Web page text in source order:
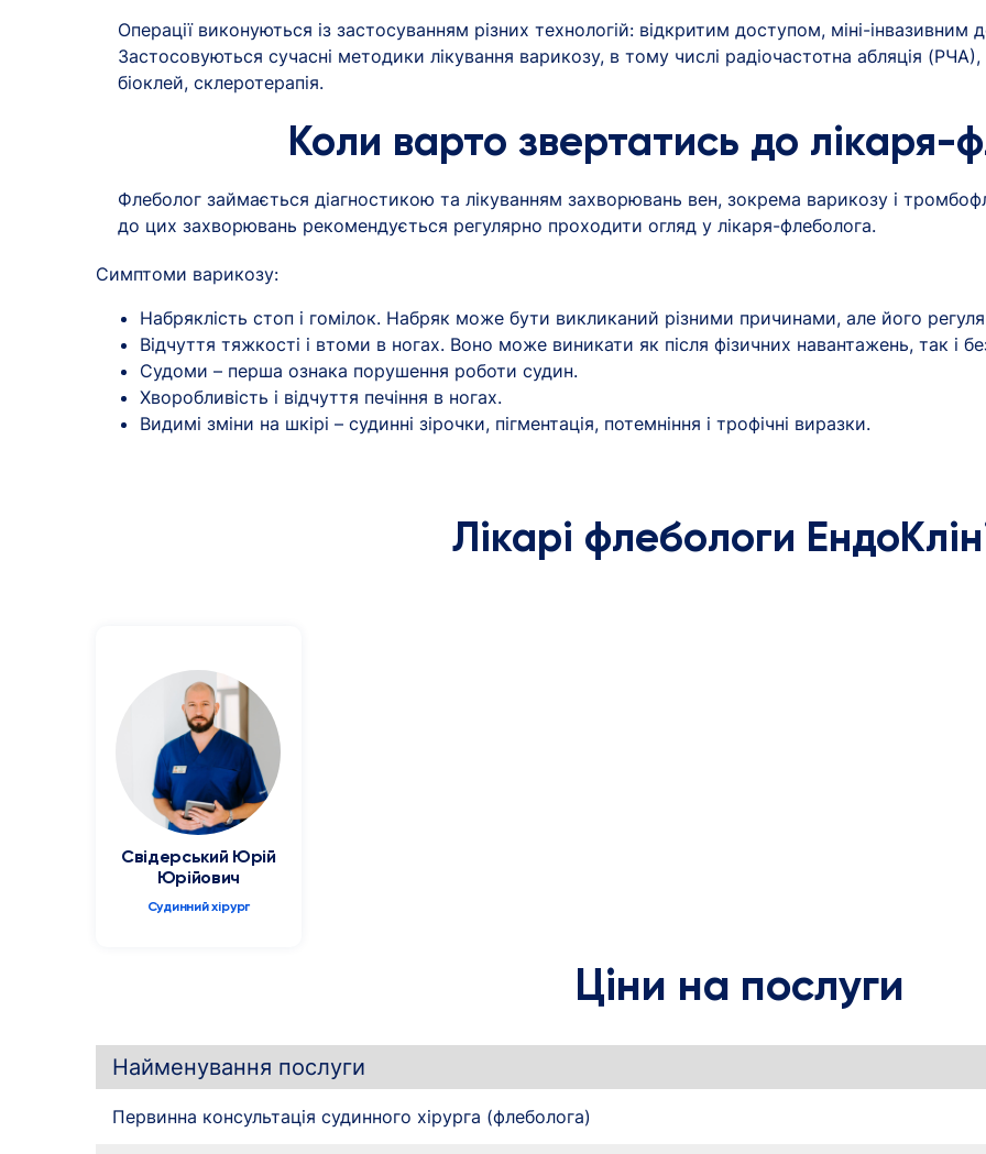
Операції виконуються із застосуванням різних технологій: відкритим доступом, міні-
Застосовуються сучасні методики лікування варикозу, в тому числі радіочастотна абляція
біоклей, склеротерапія.
Коли варто звертатись до лікаря-
Флеболог займається діагностикою та лікуванням захворювань вен, зокрема варикозу і
до цих захворювань рекомендується регулярно проходити огляд у лікаря-флеболога.
Симптоми варикозу:
Набряклість стоп і гомілок. Набряк може бути викликаний різними причинами, але його
Відчуття тяжкості і втоми в ногах. Воно може виникати як після фізичних навантажень, так і
Судоми – перша ознака порушення роботи судин.
Хворобливість і відчуття печіння в ногах.
Видимі зміни на шкірі – судинні зірочки, пігментація, потемніння і трофічні виразки.
Лікарі флебологи
Свідерський Юрій
Юрійович
Судинний хірург
Ціни на послуги
Найменування послуги
Первинна консультація судинного хірурга (флеболога)